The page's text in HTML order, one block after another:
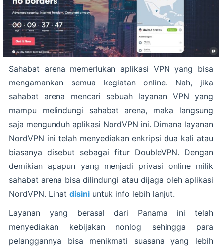
Sahabat arena memerlukan aplikasi VPN yang bisa
mengamankan semua kegiatan online. Nah, jika
sahabat arena mencari sebuah layanan VPN yang
mampu melindungi sahabat arena, maka langsung
saja mengunduh aplikasi NordVPN ini. Dimana layanan
NordVPN ini telah menyediakan enkripsi dua kali atau
biasanya disebut sebagai fitur DoubleVPN. Dengan
demikian apapun yang menjadi privasi online milik
sahabat arena bisa dilindungi atau dijaga oleh aplikasi
NordVPN. Lihat disini untuk info lebih lanjut.
Layanan yang berasal dari Panama ini telah
menyediakan kebijakan nonlog sehingga para
pelanggannya bisa menikmati suasana yang lebih